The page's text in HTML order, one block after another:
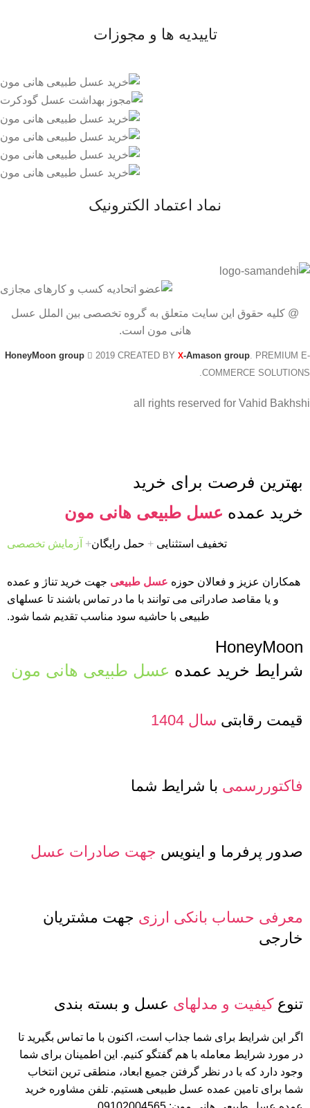
تاییدیه ها و مجوزات
نماد اعتماد الکترونیک
@ کلیه حقوق این سایت متعلق به گروه تخصصی بین الملل عسل
هانی مون است.
HoneyMoon group 2019 CREATED BY X-Amason group . PREMIUM E-
COMMERCE SOLUTIONS.
all rights reserved for Vahid Bakhshi
بهترین فرصت برای خرید
خرید عمده عسل طبیعی هانی مون
تخفیف استثنایی + حمل رایگان+ آزمایش تخصصی
همکاران عزیز و فعالان حوزه عسل طبیعی جهت خرید تناژ و عمده
و یا مقاصد صادراتی می توانند با ما در تماس باشند تا عسلهای
طبیعی با حاشیه سود مناسب تقدیم شما شود.
HoneyMoon
شرایط خرید عمده عسل طبیعی هانی مون
قیمت رقابتی سال 1404
فاکتوررسمی با شرایط شما
صدور پرفرما و اینویس جهت صادرات عسل
معرفی حساب بانکی ارزی جهت مشتریان
خارجی
تنوعکیفیت و مدلهای عسل و بسته بندی
اگر این شرایط برای شما جذاب است، اکنون با ما تماس بگیرید تا
در مورد شرایط معامله با هم گفتگو کنیم. این اطمینان برای شما
وجود دارد که با در نظر گرفتن جمیع ابعاد، منطقی ترین انتخاب
شما برای تامین عمده عسل طبیعی هستیم. تلفن مشاوره خرید